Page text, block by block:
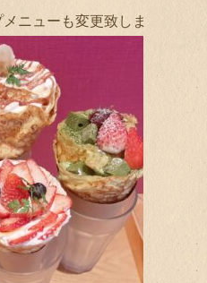
ニューも変更致しま